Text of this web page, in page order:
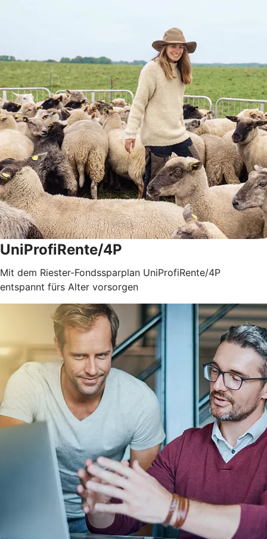
UniProfiRente/4P
Mit dem Riester-Fondssparplan UniProfiRente/4P
entspannt fürs Alter vorsorgen